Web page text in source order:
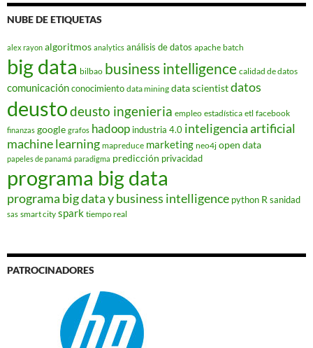
NUBE DE ETIQUETAS
alex rayon algoritmos analytics análisis de datos apache batch
big data bilbao business intelligence calidad de datos
comunicaciónconocimiento data mining data scientistdatos
deustodeusto ingenieria empleo estadística etl facebook
finanzas google grafos hadoop industria 4.0 inteligencia artificial
machine learning mapreduce marketing neo4j open data
papeles de panamá paradigma predicción privacidad
programa big data
programa big data y business intelligence python R sanidad
sas smart city spark tiempo real
PATROCINADORES